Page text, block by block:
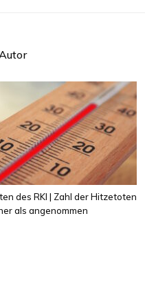
des RKI | Zahl der Hitzetoten
als angenommen